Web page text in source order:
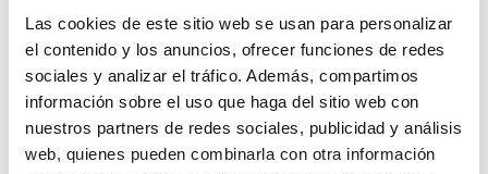
Las cookies de este sitio web se usan para personalizar
el contenido y los anuncios, ofrecer funciones de redes
sociales y analizar el tráfico. Además, compartimos
información sobre el uso que haga del sitio web con
nuestros partners de redes sociales, publicidad y análisis
web, quienes pueden combinarla con otra información
x 5 g
Referencia
OR00200005
Envase
x 5 g :: Glass
bottle
Precio
Comprar